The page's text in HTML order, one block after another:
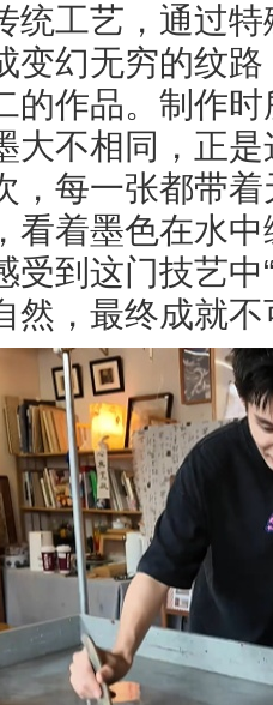
统工艺，通过
变幻无穷的纹
的作品。制作
大不相同，正
，每一张都带
看着墨色在水
受到这门技艺中
然，最终成就